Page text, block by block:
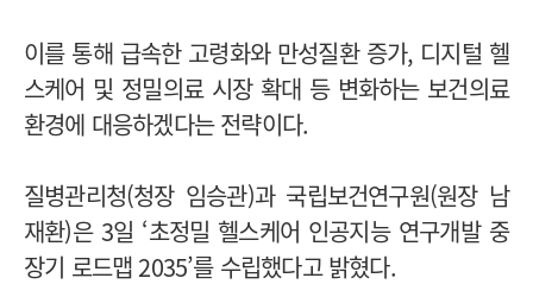
이를 통해 급속한 고령화와 만성질환 증가, 디지털 헬
스케어 및 정밀의료 시장 확대 등 변화하는 보건의료
환경에 대응하겠다는 전략이다.
질병관리청(청장 임승관)과 국립보건연구원(원장 남
재환)은 3일 ‘초정밀 헬스케어 인공지능 연구개발 중
장기 로드맵 2035’를 수립했다고 밝혔다.